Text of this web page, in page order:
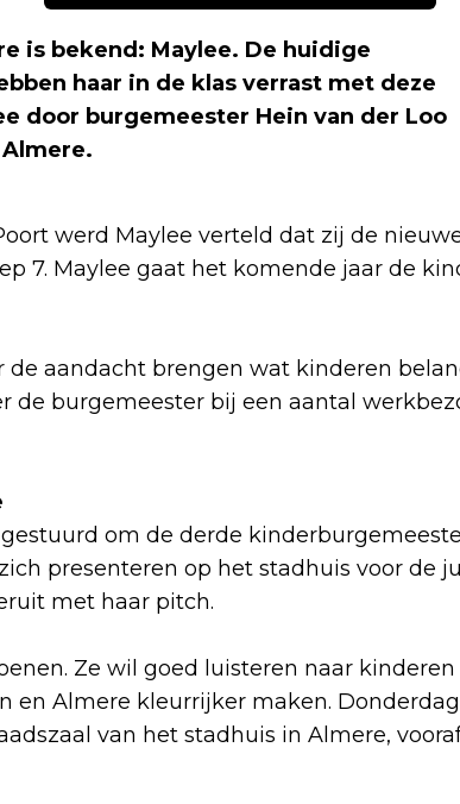
is bekend: Maylee. De huidige
haar in de klas verrast met deze
door burgemeester Hein van der Loo
.
werd Maylee verteld dat zij de
7. Maylee gaat het komende jaar de
de aandacht brengen wat kinderen
de burgemeester bij een aantal
om de derde
presenteren op het stadhuis voor de
met haar pitch.
Ze wil goed luisteren naar
en Almere kleurrijker maken.
van het stadhuis in Almere,